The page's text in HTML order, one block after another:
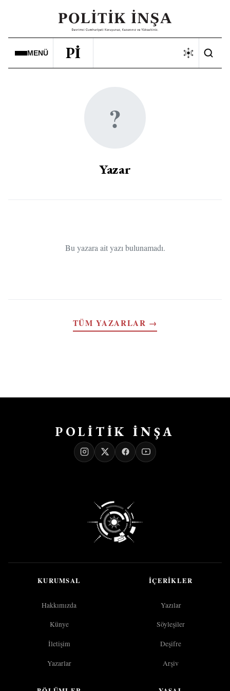
MENÜ Pİ
?
Yazar
Bu yazara ait yazı bulunamadı.
TÜM YAZARLAR →
POLİTİK İNŞA
KURUMSAL
Hakkımızda
Künye
İletişim
Yazarlar
İÇERIKLER
Yazılar
Söyleşiler
Deşifre
Arşiv